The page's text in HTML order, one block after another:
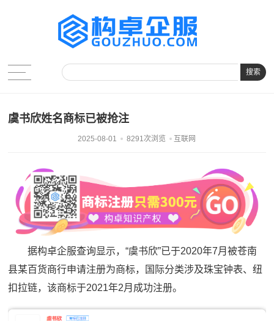
搜索
虞书欣姓名商标已被抢注
2025-08-01 8291次浏览 互联网
据构卓企服查询显示，“虞书欣”已于2020年7月被苍南
县某百货商行申请注册为商标，国际分类涉及珠宝钟表、纽
扣拉链，该商标于2021年2月成功注册。